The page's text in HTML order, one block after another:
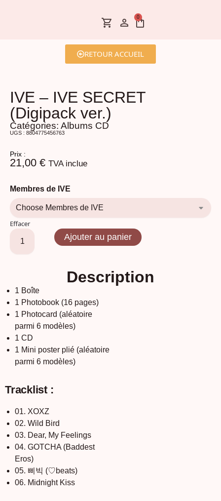
0
RETOUR ACCUEIL
IVE – IVE SECRET
(Digipack ver.)
Catégories: Albums CD
UGS : 8804775456763
Prix :
21,00 € TVA inclue
Membres de IVE
Effacer
Ajouter au panier
Description
1 Boîte
1 Photobook (16 pages)
1 Photocard (aléatoire
parmi 6 modèles)
1 CD
1 Mini poster plié (aléatoire
parmi 6 modèles)
Tracklist :
01. XOXZ
02. Wild Bird
03. Dear, My Feelings
04. GOTCHA (Baddest
Eros)
05. 삐빅 (♡beats)
06. Midnight Kiss